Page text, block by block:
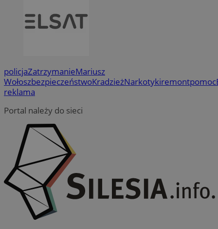
policjaZatrzymanieMariusz
WołoszbezpieczeństwoKradzieżNarkotykiremontpomoc
reklama
Portal należy do sieci